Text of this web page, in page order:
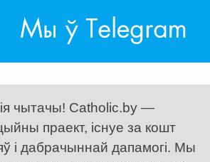
чытачы! Catholic.by —
праект, існуе за кошт
і дабрачыннай дапамогі. Мы